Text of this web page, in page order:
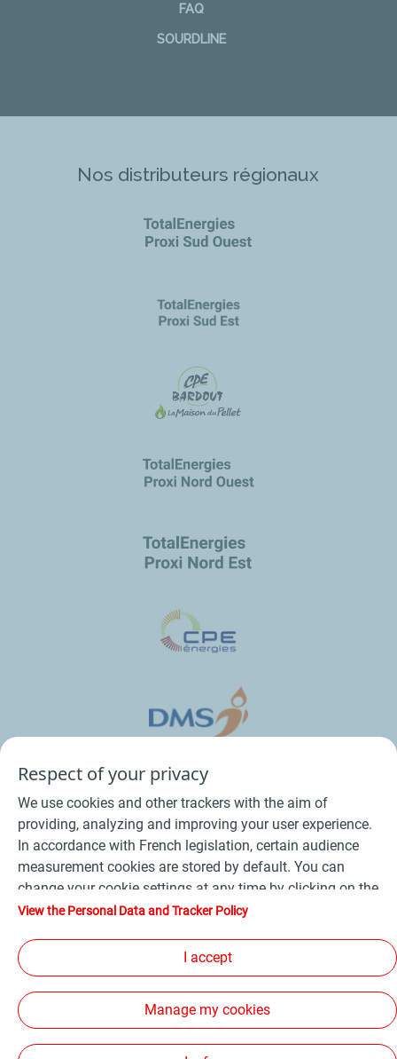
FAQ
SOURDLINE
Nos distributeurs régionaux
Conditions Générales de Vente Bois
Conditions Générales d’Utilisation
Cookies - Plan du site -
Les sites de la compagnie TotalEnergies
Accessibilité: non conforme
Respect of your privacy
We use cookies and other trackers with the aim of
providing, analyzing and improving your user experience.
In accordance with French legislation, certain audience
measurement cookies are stored by default. You can
change your cookie settings at any time by clicking on the
"Manage my cookies" button. By clicking on the "Accept"
device. If you click on "Decline", only the technical cookies
required for the site to function correctly will be used. For
more information, refer to the "Personal Data and Tracker
Policy" page.
View the Personal Data and Tracker Policy
I accept
Manage my cookies